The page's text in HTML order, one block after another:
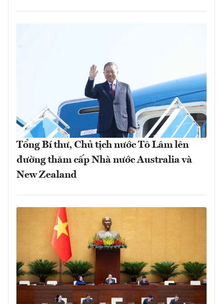
Tổng Bí thư, Chủ tịch nước Tô Lâm lên
đường thăm cấp Nhà nước Australia và
New Zealand